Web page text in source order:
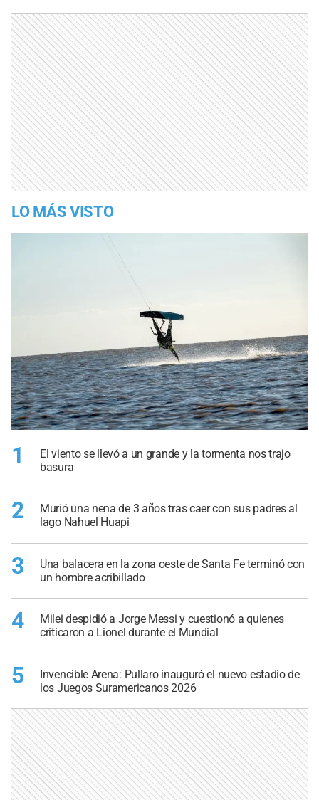
LO MÁS VISTO
1
El viento se llevó a un grande y la tormenta nos trajo
basura
2
Murió una nena de 3 años tras caer con sus padres al
lago Nahuel Huapi
3
Una balacera en la zona oeste de Santa Fe terminó con
un hombre acribillado
4
Milei despidió a Jorge Messi y cuestionó a quienes
criticaron a Lionel durante el Mundial
5
Invencible Arena: Pullaro inauguró el nuevo estadio de
los Juegos Suramericanos 2026